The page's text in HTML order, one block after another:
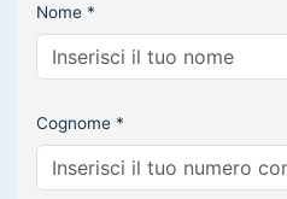
Nome *
Cognome *